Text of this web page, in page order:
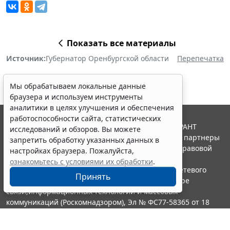
Показать все материалы
Источник:Губернатор Оренбургской области Перепечатка
Мы обрабатываем локальные данные
браузера и используем инструменты
аналитики в целях улучшения и обеспечения
работоспособности сайта, статистических
исследований и обзоров. Вы можете
запретить обработку указанных данных в
настройках браузера. Пожалуйста,
ознакомьтесь с условиями их обработки.
Принять
© ООО "НПП "ГАРАНТ-СЕРВИС", 2026. Система ГАРАНТ
выпускается с 1990 года. Компания "Гарант" и ее партнеры
являются участниками Российской ассоциации правовой
информации ГАРАНТ.
Портал ГАРАНТ.РУ зарегистрирован в качестве сетевого
издания Федеральной службой по надзору в сфере
связи,информационных технологий и массовых
коммуникаций (Роскомнадзором), Эл № ФС77-58365 от 18